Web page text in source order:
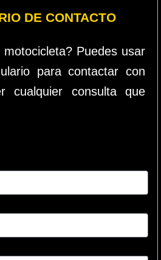
DE CONTACTO
Puedes usar
para contactar con
cualquier consulta que